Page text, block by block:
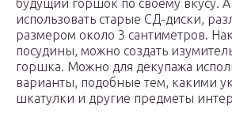
будущий горшок по своему вкусу.
использовать старые СД-диски,
размером около 3 сантиметров.
посудины, можно создать
горшка. Можно для декупажа
варианты, подобные тем, какими
шкатулки и другие предметы